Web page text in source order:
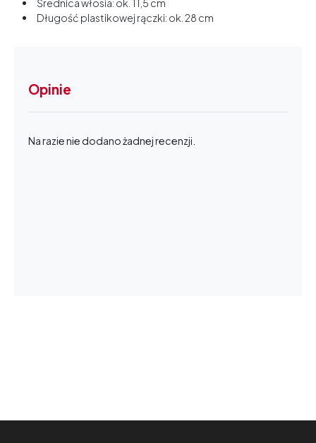
Średnica włosia: ok. 11,5 cm
Długość plastikowej rączki: ok. 28 cm
Opinie
Na razie nie dodano żadnej recenzji.